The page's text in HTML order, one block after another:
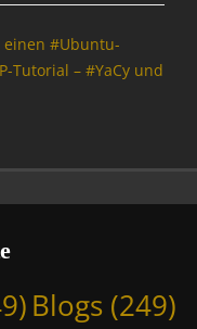
#Ubuntu-
Tutorial – #YaCy und
Blogs(249)